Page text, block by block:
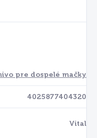
pre dospelé mačky
4025877404320
Vital